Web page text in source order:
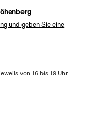
und geben Sie eine
von 16 bis 19 Uhr